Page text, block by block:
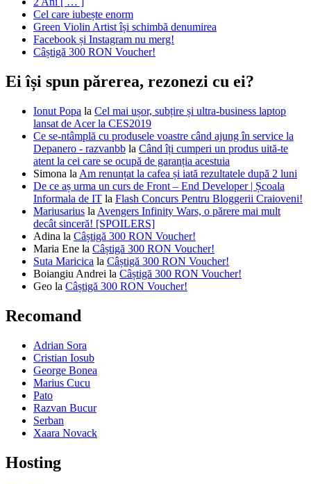
Cel care iubește enorm
Green Violin Artist își schimbă denumirea
Facebook și Instagram nu merg!
Câștigă 300 RON Voucher!
Ei își spun părerea, rezonezi cu ei?
Ionut Popa la Cel mai ușor, subțire și ultra-business laptop
lansat de Acer la CES2019
Ce se-ntâmplă cu produsele voastre când ajung în service la
Depanero - razvanbb la Când îți cumperi un produs uită-te
atent la cei care se ocupă de garanția acestuia
Simona la Am renunțat la cafea și iată rezultatele după 2 luni
De ce aș urma un curs de Front – End Developer | Școala
Informala de IT la Flash Concurs Pentru Bloggerii Craioveni!
Mariusarius la Avengers Infinity Wars, o părere mai mult
decât sinceră! [SPOILERS]
Adina la Câștigă 300 RON Voucher!
Maria Ene la Câștigă 300 RON Voucher!
Suta Maricica la Câștigă 300 RON Voucher!
Boiangiu Andrei la Câștigă 300 RON Voucher!
Geo la Câștigă 300 RON Voucher!
Recomand
Adrian Sora
Cristian Iosub
George Bonea
Marius Cucu
Pato
Razvan Bucur
Serban
Xaara Novack
Hosting